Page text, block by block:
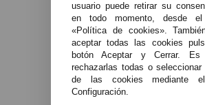
usuario puede retirar su
en todo momento, desde el
«Política de cookies».
aceptar todas las cookies
botón Aceptar y Cerrar. Es
rechazarlas todas o seleccionar
de las cookies mediante
Configuración.